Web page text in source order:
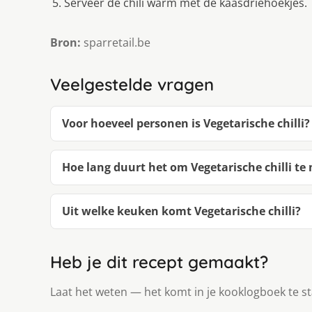
Bron: sparretail.be
Veelgestelde vragen
Voor hoeveel personen is Vegetarische chilli?
Hoe lang duurt het om Vegetarische chilli te
Uit welke keuken komt Vegetarische chilli?
Heb je dit recept gemaakt?
Laat het weten — het komt in je kooklogboek te